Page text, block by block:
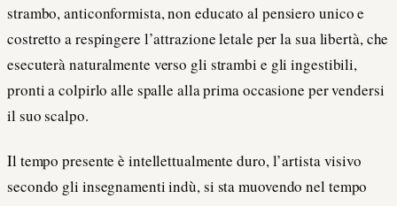
strambo, anticonformista, non educato al pensiero unico e
costretto a respingere l’attrazione letale per la sua libertà, che
esecuterà naturalmente verso gli strambi e gli ingestibili,
pronti a colpirlo alle spalle alla prima occasione per vendersi
il suo scalpo.
Il tempo presente è intellettualmente duro, l’artista visivo
secondo gli insegnamenti indù, si sta muovendo nel tempo